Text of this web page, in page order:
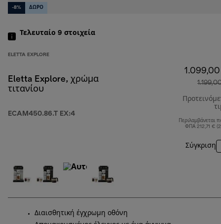
-8% ΔΩΡΟ
Τελευταίο 9 στοιχεία
ELETTA EXPLORE
Eletta Explore, χρώμα
τιτανίου
ECAM450.86.T EX:4
Περιλαμβάνεται
ΦΠΑ 212,71 €
Σύγκριση
Διαισθητική έγχρωμη οθόνη